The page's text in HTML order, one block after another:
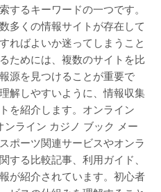
するキーワードの一つです。
多くの情報サイトが存在して
ればよいか迷ってしまうこと
ためには、複数のサイトを比
源を見つけることが重要で
解しやすいように、情報収集
を紹介します。オンライン
ライン カジノ ブック メー
ポーツ関連サービスやオンラ
する比較記事、利用ガイド、
が紹介されています。初心者